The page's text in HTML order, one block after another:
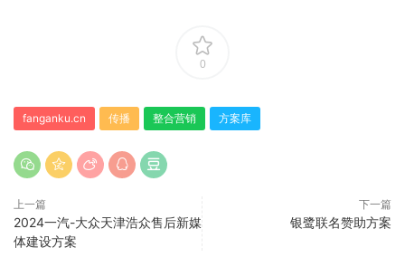
0
fanganku.cn 传播 整合营销 方案库
上一篇
2024一汽-大众天津浩众售后新媒
体建设方案
下一篇
银鹭联名赞助方案